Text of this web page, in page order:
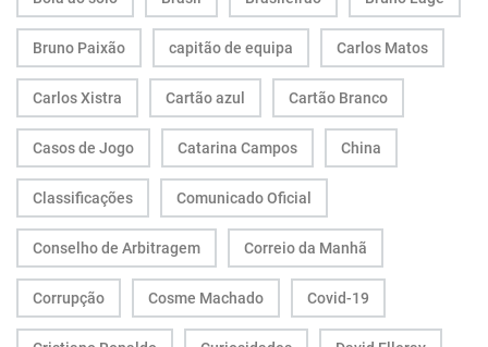
Bruno Paixão capitão de equipa Carlos Matos
Carlos Xistra Cartão azul Cartão Branco
Casos de Jogo Catarina Campos China
Classificações Comunicado Oficial
Conselho de Arbitragem Correio da Manhã
Corrupção Cosme Machado Covid-19